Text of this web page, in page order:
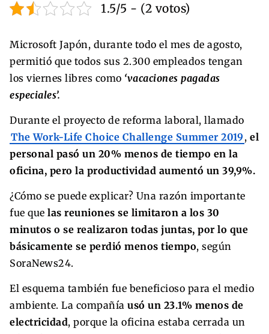
1.5/5 - (2 votos)
Microsoft Japón, durante todo el mes de agosto,
permitió que todos sus 2.300 empleados tengan
los viernes libres como ‘vacaciones pagadas
especiales’.
Durante el proyecto de reforma laboral, llamado
The Work-Life Choice Challenge Summer 2019 , el
personal pasó un 20% menos de tiempo en la
oficina, pero la productividad aumentó un 39,9%.
¿Cómo se puede explicar? Una razón importante
fue que las reuniones se limitaron a los 30
minutos o se realizaron todas juntas, por lo que
básicamente se perdió menos tiempo, según
SoraNews24.
El esquema también fue beneficioso para el medio
ambiente. La compañía usó un 23.1% menos de
electricidad, porque la oficina estaba cerrada un